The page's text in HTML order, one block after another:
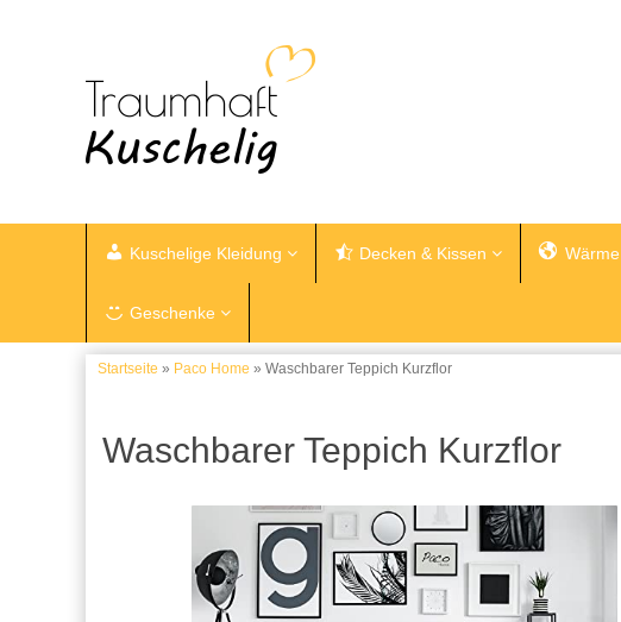
Kuschelige Kleidung Decken & Kissen Wärme
Geschenke
Startseite » Paco Home » Waschbarer Teppich Kurzflor
Waschbarer Teppich Kurzflor